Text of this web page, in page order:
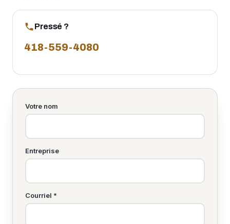
Pressé ?
418-559-4080
Votre nom
Entreprise
Courriel *